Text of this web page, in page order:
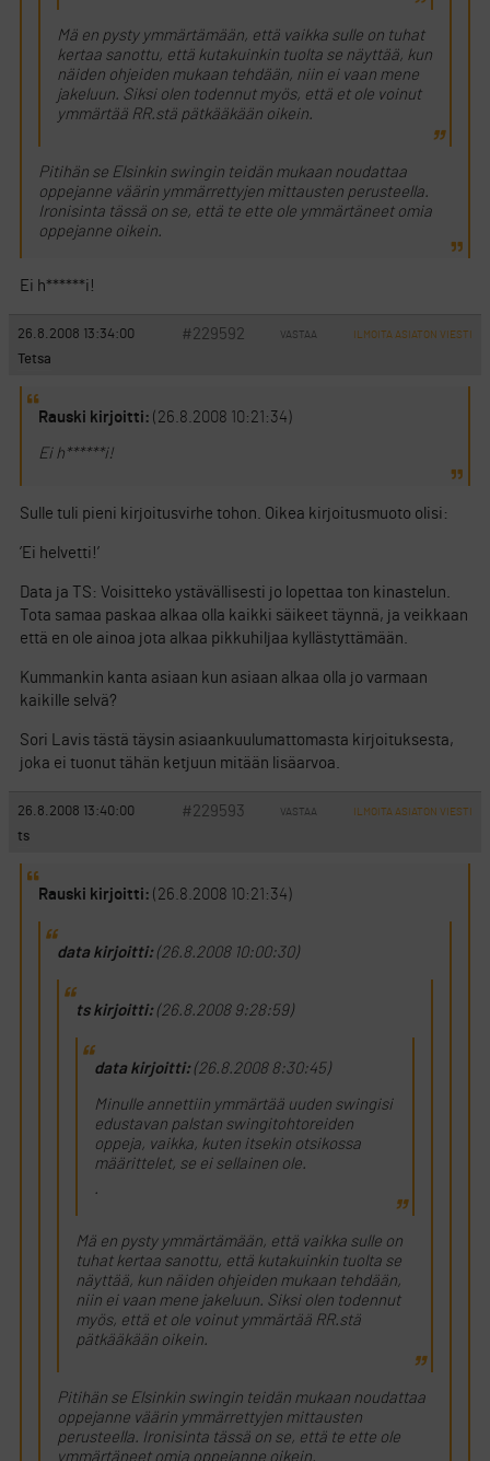
Mä en pysty ymmärtämään, että vaikka sulle on tuhat
kertaa sanottu, että kutakuinkin tuolta se näyttää, kun
näiden ohjeiden mukaan tehdään, niin ei vaan mene
jakeluun. Siksi olen todennut myös, että et ole voinut
ymmärtää RR.stä pätkääkään oikein.
Pitihän se Elsinkin swingin teidän mukaan noudattaa
oppejanne väärin ymmärrettyjen mittausten perusteella.
Ironisinta tässä on se, että te ette ole ymmärtäneet omia
oppejanne oikein.
Ei h******i!
26.8.2008 13:34:00 #229592 VASTAA ILMOITA ASIATON VIESTI
Tetsa
Rauski kirjoitti: (26.8.2008 10:21:34)
Ei h******i!
Sulle tuli pieni kirjoitusvirhe tohon. Oikea kirjoitusmuoto olisi:
’Ei helvetti!’
Data ja TS: Voisitteko ystävällisesti jo lopettaa ton kinastelun.
Tota samaa paskaa alkaa olla kaikki säikeet täynnä, ja veikkaan
että en ole ainoa jota alkaa pikkuhiljaa kyllästyttämään.
Kummankin kanta asiaan kun asiaan alkaa olla jo varmaan
kaikille selvä?
Sori Lavis tästä täysin asiaankuulumattomasta kirjoituksesta,
joka ei tuonut tähän ketjuun mitään lisäarvoa.
26.8.2008 13:40:00 #229593 VASTAA ILMOITA ASIATON VIESTI
ts
Rauski kirjoitti: (26.8.2008 10:21:34)
data kirjoitti:(26.8.2008 10:00:30)
ts kirjoitti:(26.8.2008 9:28:59)
data kirjoitti:(26.8.2008 8:30:45)
Minulle annettiin ymmärtää uuden swingisi
edustavan palstan swingitohtoreiden
oppeja, vaikka, kuten itsekin otsikossa
määrittelet, se ei sellainen ole.
.
Mä en pysty ymmärtämään, että vaikka sulle on
tuhat kertaa sanottu, että kutakuinkin tuolta se
näyttää, kun näiden ohjeiden mukaan tehdään,
niin ei vaan mene jakeluun. Siksi olen todennut
myös, että et ole voinut ymmärtää RR.stä
pätkääkään oikein.
Pitihän se Elsinkin swingin teidän mukaan noudattaa
oppejanne väärin ymmärrettyjen mittausten
perusteella. Ironisinta tässä on se, että te ette ole
ymmärtäneet omia oppejanne oikein.